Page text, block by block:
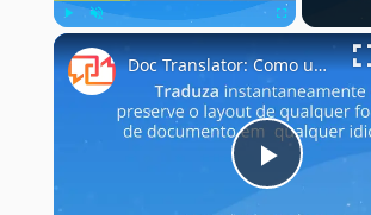
Play Unmute Fullscreen
Play
Doc Translator: Como uso o tradutor de documentos?